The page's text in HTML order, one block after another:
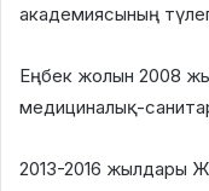
академиясының
Еңбек жолын 2008
медициналық-
2013-2016 жылдары